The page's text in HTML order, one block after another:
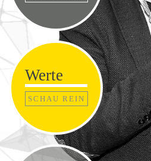
Werte
SCHAU REIN